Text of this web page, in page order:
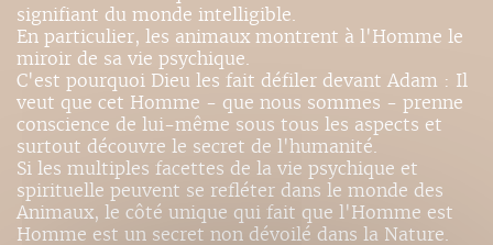
signifiant du monde intelligible.
En particulier, les animaux montrent à l'Homme le
miroir de sa vie psychique.
C'est pourquoi Dieu les fait défiler devant Adam : Il
veut que cet Homme - que nous sommes - prenne
conscience de lui-même sous tous les aspects et
surtout découvre le secret de l'humanité.
Si les multiples facettes de la vie psychique et
spirituelle peuvent se refléter dans le monde des
Animaux, le côté unique qui fait que l'Homme est
Homme est un secret non dévoilé dans la Nature.